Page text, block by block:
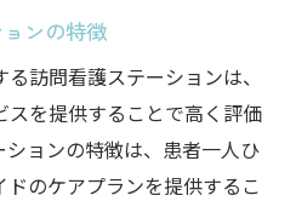
ンの特徴
訪問看護ステーションは、
を提供することで高く評価
ョンの特徴は、患者一人ひ
のケアプランを提供するこ